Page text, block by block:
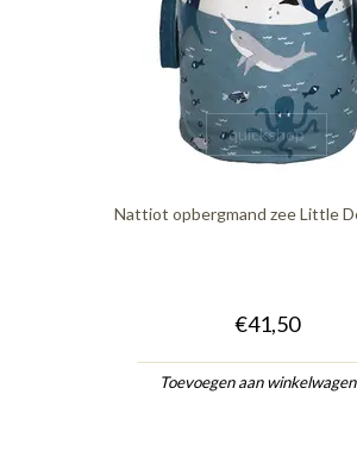
quickshop
Nattiot opbergmand zee Little
€41,50
Toevoegen aan winkelwagen